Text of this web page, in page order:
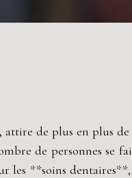
de plus en plus
de personnes se
les **soins